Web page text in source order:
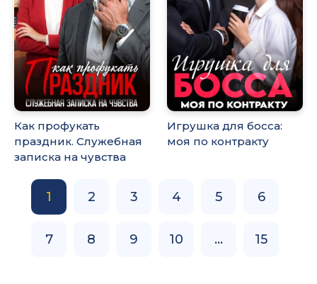
Как профукать
праздник. Служебная
записка на чувства
Игрушка для босса:
моя по контракту
1 2 3 4 5 6
7 8 9 10 ... 15